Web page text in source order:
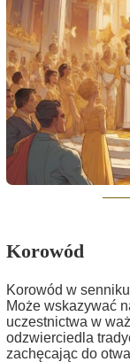
Korowód
Korowód w
Może wskazywać
uczestnictwa w
odzwierciedla
zachęcając do